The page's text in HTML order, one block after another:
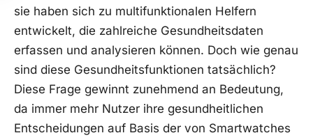
sie⁢ haben sich zu multifunktionalen Helfern
entwickelt, die zahlreiche Gesundheitsdaten
erfassen und ⁣analysieren können. Doch wie genau
sind diese Gesundheitsfunktionen tatsächlich?
Diese Frage gewinnt zunehmend an Bedeutung,
da immer mehr Nutzer ihre gesundheitlichen
Entscheidungen auf Basis der von Smartwatches